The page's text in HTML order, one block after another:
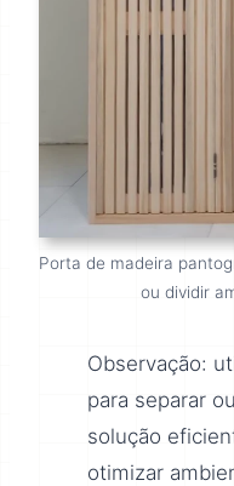
Porta de madeira
ou dividir
Observação:
para separar
solução
otimizar